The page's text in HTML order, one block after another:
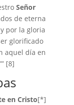
Señor
de eterna
por la gloria
glorificado
aquel día en
[8]
en Cristo[*]